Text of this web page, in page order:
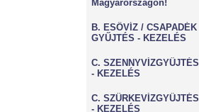
Magyarországon!
B. ESŐVÍZ / CSAPADÉK
GYŰJTÉS - KEZELÉS
C. SZENNYVÍZGYŰJTÉS
- KEZELÉS
C. SZÜRKEVÍZGYŰJTÉS
- KEZELÉS